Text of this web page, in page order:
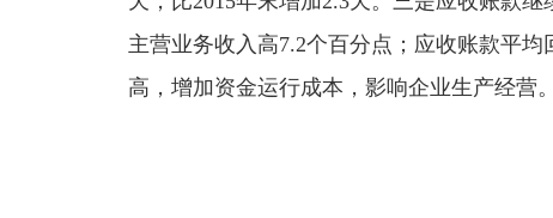
主营业务收入高7.2个百分点；应收账款平
高，增加资金运行成本，影响企业生产经营。